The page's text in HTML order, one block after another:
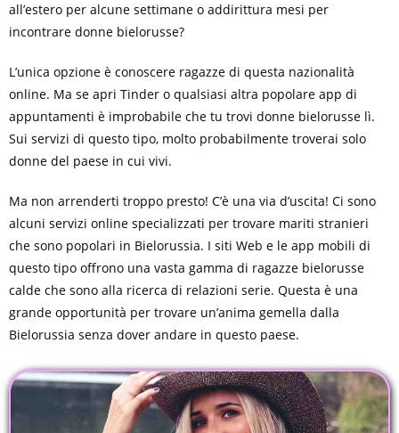
all’estero per alcune settimane o addirittura mesi per
incontrare donne bielorusse?
L’unica opzione è conoscere ragazze di questa nazionalità
online. Ma se apri Tinder o qualsiasi altra popolare app di
appuntamenti è improbabile che tu trovi donne bielorusse lì.
Sui servizi di questo tipo, molto probabilmente troverai solo
donne del paese in cui vivi.
Ma non arrenderti troppo presto! C’è una via d’uscita! Ci sono
alcuni servizi online specializzati per trovare mariti stranieri
che sono popolari in Bielorussia. I siti Web e le app mobili di
questo tipo offrono una vasta gamma di ragazze bielorusse
calde che sono alla ricerca di relazioni serie. Questa è una
grande opportunità per trovare un’anima gemella dalla
Bielorussia senza dover andare in questo paese.